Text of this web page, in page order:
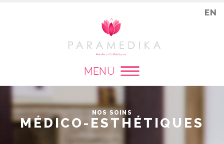
EN
MENU
NOS SOINS
MÉDICO-ESTHÉTIQUES